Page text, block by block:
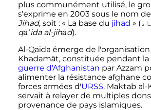
plus communément utilisé, le
s'exprime en 2003 sous le nom de
Jihad, soit : « La base du jihad » (
qāʿida al-jihād).
Al-Qaïda émerge de
Khadamāt, constituée pendant la
guerre d'Afghanistan par Azzam
alimenter la résistance afghane
forces armées d'URSS. Maktab
servait à relayer de multiples
provenance de pays islamiques.